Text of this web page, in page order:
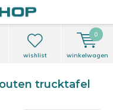
wishlist winkelwagen
0
trucktafel